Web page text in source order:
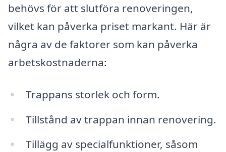
behövs för att slutföra renoveringen,
vilket kan påverka priset markant. Här är
några av de faktorer som kan påverka
arbetskostnaderna:
Trappans storlek och form.
Tillstånd av trappan innan renovering.
Tillägg av specialfunktioner, såsom